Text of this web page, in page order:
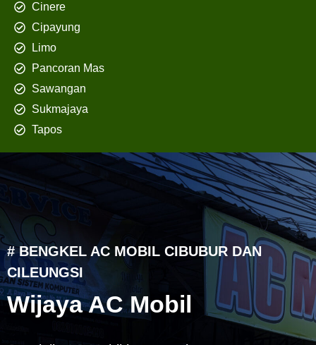
Cinere
Cipayung
Limo
Pancoran Mas
Sawangan
Sukmajaya
Tapos
# BENGKEL AC MOBIL CIBUBUR DAN
CILEUNGSI
Wijaya AC Mobil